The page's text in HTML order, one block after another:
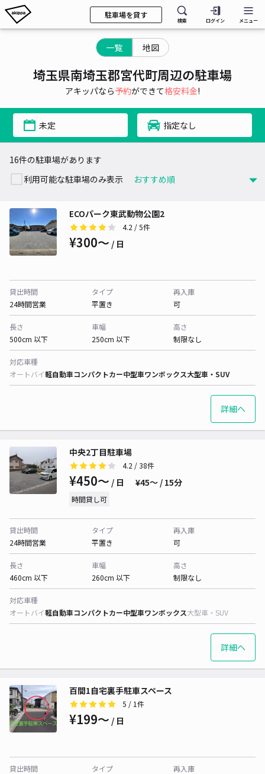
駐車場を貸す
検索 ログイン メニュー
一覧 地図
埼玉県南埼玉郡宮代町周辺の駐車場
アキッパなら予約ができて格安料金!
未定 指定なし
16件の駐車場があります
利用可能な駐車場のみ表示
ECOパーク東武動物公園2
4.2 / 5件
¥300〜 / 日
貸出時間
24時間営業
タイプ
平置き
再入庫
可
長さ
500cm 以下
車幅
250cm 以下
高さ
制限なし
対応車種
オートバイ軽自動車コンパクトカー中型車ワンボックス大型車・SUV
詳細へ
中央2丁目駐車場
4.2 / 38件
¥450〜 / 日 ¥45〜 / 15分
時間貸し可
貸出時間
24時間営業
タイプ
平置き
再入庫
可
長さ
460cm 以下
車幅
260cm 以下
高さ
制限なし
対応車種
オートバイ軽自動車コンパクトカー中型車ワンボックス大型車・SUV
詳細へ
百間1自宅裏手駐車スペース
5 / 1件
¥199〜 / 日
貸出時間
タイプ
再入庫